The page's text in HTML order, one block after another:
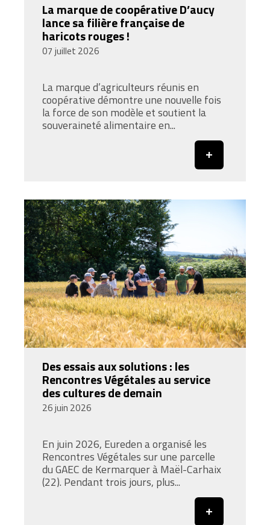
La marque de coopérative D’aucy
lance sa filière française de
haricots rouges !
07 juillet 2026
La marque d’agriculteurs réunis en
coopérative démontre une nouvelle fois
la force de son modèle et soutient la
souveraineté alimentaire en...
Des essais aux solutions : les
Rencontres Végétales au service
des cultures de demain
26 juin 2026
En juin 2026, Eureden a organisé les
Rencontres Végétales sur une parcelle
du GAEC de Kermarquer à Maël-Carhaix
(22). Pendant trois jours, plus...